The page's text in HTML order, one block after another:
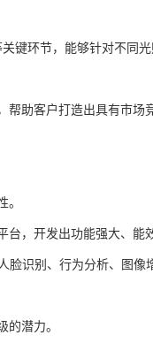
键环节，能够针对不同
助客户打造出具有市场
。
，开发出功能强大、能
脸识别、行为分析、图像
潜力。